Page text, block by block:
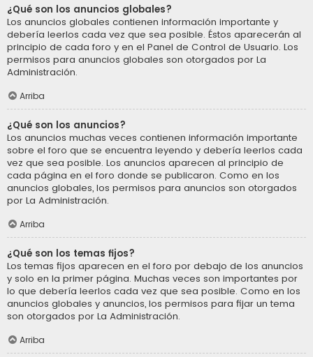
¿Qué son los anuncios globales?
Los anuncios globales contienen información importante y
debería leerlos cada vez que sea posible. Éstos aparecerán al
principio de cada foro y en el Panel de Control de Usuario. Los
permisos para anuncios globales son otorgados por La
Administración.
Arriba
¿Qué son los anuncios?
Los anuncios muchas veces contienen información importante
sobre el foro que se encuentra leyendo y debería leerlos cada
vez que sea posible. Los anuncios aparecen al principio de
cada página en el foro donde se publicaron. Como en los
anuncios globales, los permisos para anuncios son otorgados
por La Administración.
Arriba
¿Qué son los temas fijos?
Los temas fijos aparecen en el foro por debajo de los anuncios
y solo en la primer página. Muchas veces son importantes por
lo que debería leerlos cada vez que sea posible. Como en los
anuncios globales y anuncios, los permisos para fijar un tema
son otorgados por La Administración.
Arriba